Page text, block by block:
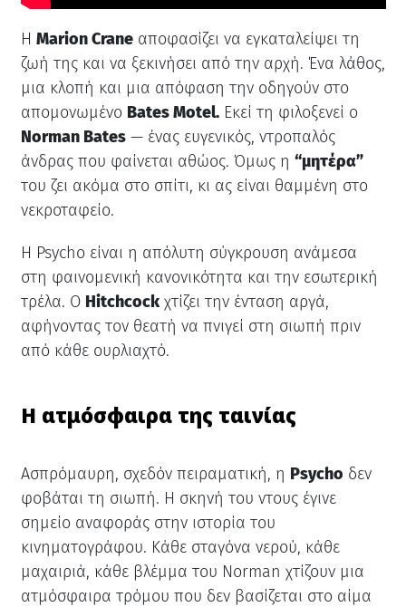
Η Marion Craneαποφασίζει να εγκαταλείψει τη
ζωή της και να ξεκινήσει από την αρχή. Ένα λάθος,
μια κλοπή και μια απόφαση την οδηγούν στο
απομονωμένο Bates Motel.Εκεί τη φιλοξενεί ο
Norman Bates— ένας ευγενικός, ντροπαλός
άνδρας που φαίνεται αθώος. Όμως η “μητέρα”
του ζει ακόμα στο σπίτι, κι ας είναι θαμμένη στο
νεκροταφείο.
Η Psycho είναι η απόλυτη σύγκρουση ανάμεσα
στη φαινομενική κανονικότητα και την εσωτερική
τρέλα. Ο Hitchcockχτίζει την ένταση αργά,
αφήνοντας τον θεατή να πνιγεί στη σιωπή πριν
από κάθε ουρλιαχτό.
Η ατμόσφαιρα της ταινίας
Ασπρόμαυρη, σχεδόν πειραματική, η Psycho δεν
φοβάται τη σιωπή. Η σκηνή του ντους έγινε
σημείο αναφοράς στην ιστορία του
κινηματογράφου. Κάθε σταγόνα νερού, κάθε
μαχαιριά, κάθε βλέμμα του Norman χτίζουν μια
ατμόσφαιρα τρόμου που δεν βασίζεται στο αίμα